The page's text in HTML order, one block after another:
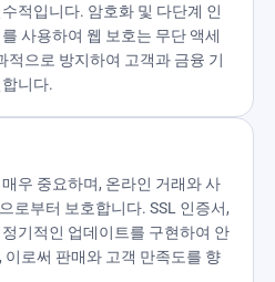
적입니다. 암호화 및 다단계 인
사용하여 웹 보호는 무단 액세
적으로 방지하여 고객과 금융 기
니다.
우 중요하며, 온라인 거래와 사
로부터 보호합니다. SSL 인증서,
기적인 업데이트를 구현하여 안
로써 판매와 고객 만족도를 향